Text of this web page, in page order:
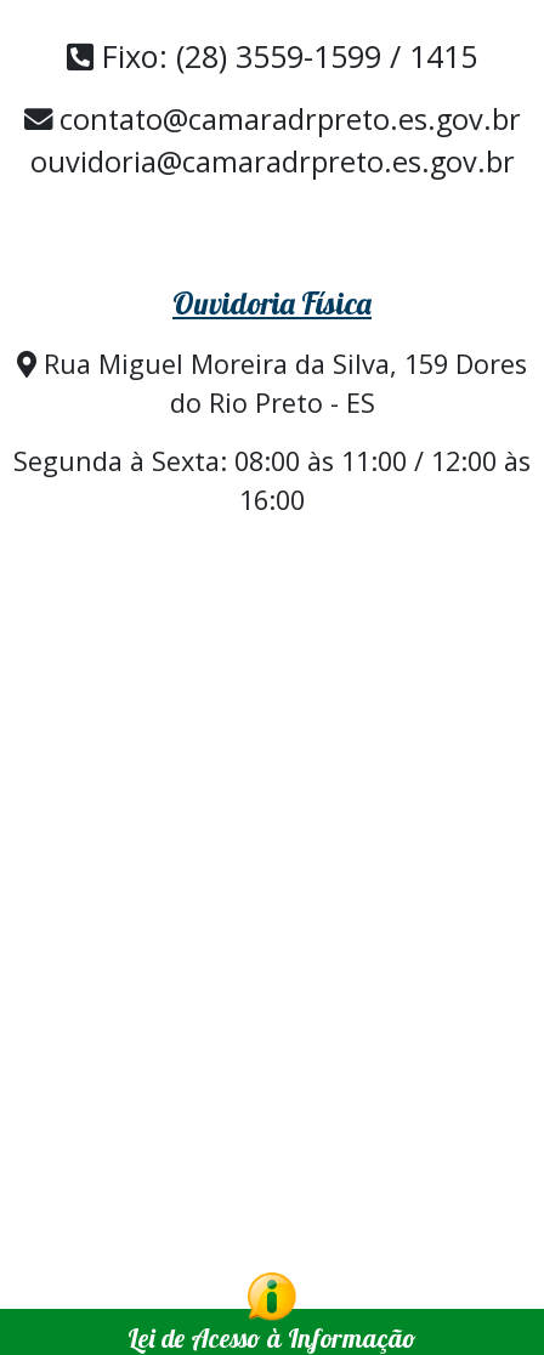
Fixo: (28) 3559-1599 / 1415
contato@camaradrpreto.es.gov.br
ouvidoria@camaradrpreto.es.gov.br
Ouvidoria Física
Rua Miguel Moreira da Silva, 159 Dores
do Rio Preto - ES
Segunda à Sexta: 08:00 às 11:00 / 12:00 às
16:00
Lei de Acesso à Informação